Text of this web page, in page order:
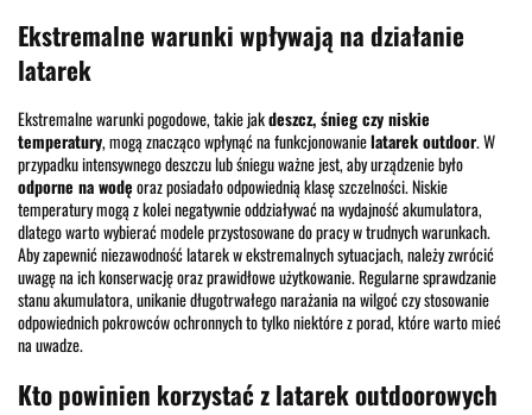
Ekstremalne warunki wpływają na działanie
latarek
Ekstremalne warunki pogodowe, takie jakdeszcz, śnieg czy niskie
temperatury, mogą znacząco wpłynąć na funkcjonowanielatarek outdoor. W
przypadku intensywnego deszczu lub śniegu ważne jest, aby urządzenie było
odporne na wodęoraz posiadało odpowiednią klasę szczelności. Niskie
temperatury mogą z kolei negatywnie oddziaływać na wydajność akumulatora,
dlatego warto wybierać modele przystosowane do pracy w trudnych warunkach.
Aby zapewnić niezawodność latarek w ekstremalnych sytuacjach, należy zwrócić
uwagę na ich konserwację oraz prawidłowe użytkowanie. Regularne sprawdzanie
stanu akumulatora, unikanie długotrwałego narażania na wilgoć czy stosowanie
odpowiednich pokrowców ochronnych to tylko niektóre z porad, które warto mieć
na uwadze.
Kto powinien korzystać z latarek outdoorowych